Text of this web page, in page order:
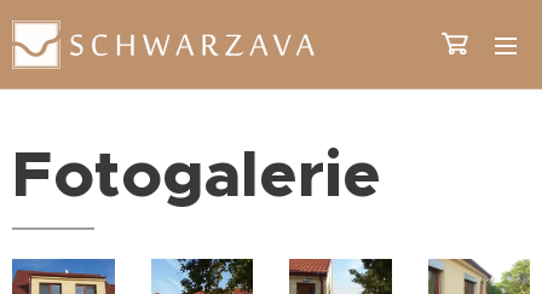
Fotogalerie